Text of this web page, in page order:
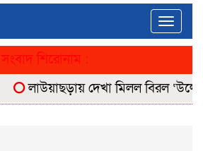
Toggle
সংবাদ শিরোনাম :
লাউয়াছড়ায় দেখা মিলল বিরল